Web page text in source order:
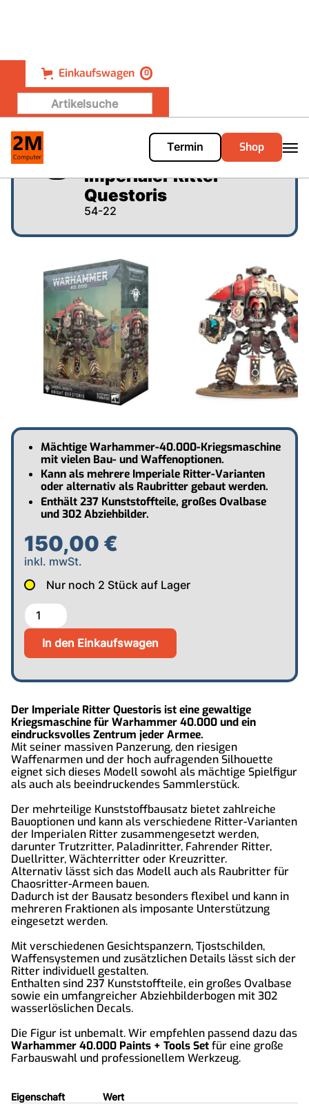
Termin Shop
Einkaufswagen 0
Mächtige Warhammer-40.000-Kriegsmaschine
mit vielen Bau- und Waffenoptionen.
Kann als mehrere Imperiale Ritter-Varianten
oder alternativ als Raubritter gebaut werden.
Enthält 237 Kunststoffteile, großes Ovalbase
und 302 Abziehbilder.
150,00 €
inkl. mwSt.
Nur noch 2 Stück auf Lager
Der Imperiale Ritter Questoris ist eine gewaltige
Kriegsmaschine für Warhammer 40.000 und ein
eindrucksvolles Zentrum jeder Armee.
Mit seiner massiven Panzerung, den riesigen
Waffenarmen und der hoch aufragenden Silhouette
eignet sich dieses Modell sowohl als mächtige Spielfigur
als auch als beeindruckendes Sammlerstück.
Der mehrteilige Kunststoffbausatz bietet zahlreiche
Bauoptionen und kann als verschiedene Ritter-Varianten
der Imperialen Ritter zusammengesetzt werden,
darunter Trutzritter, Paladinritter, Fahrender Ritter,
Duellritter, Wächterritter oder Kreuzritter.
Alternativ lässt sich das Modell auch als Raubritter für
Chaosritter-Armeen bauen.
Dadurch ist der Bausatz besonders flexibel und kann in
mehreren Fraktionen als imposante Unterstützung
eingesetzt werden.
Mit verschiedenen Gesichtspanzern, Tjostschilden,
Waffensystemen und zusätzlichen Details lässt sich der
Ritter individuell gestalten.
Enthalten sind 237 Kunststoffteile, ein großes Ovalbase
sowie ein umfangreicher Abziehbilderbogen mit 302
wasserlöslichen Decals.
Die Figur ist unbemalt. Wir empfehlen passend dazu das
Warhammer 40.000 Paints + Tools Setfür eine große
Farbauswahl und professionellem Werkzeug.
Eigenschaft
Wert
Warhammer 40.000 -
Imperialer Ritter
Questoris
54-22